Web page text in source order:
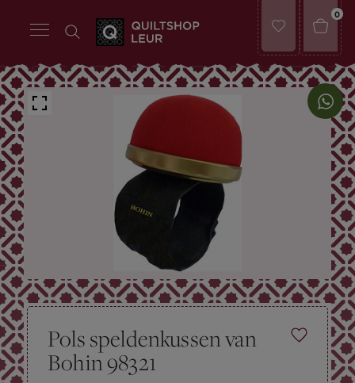
0
Pols speldenkussen van
Bohin 98321